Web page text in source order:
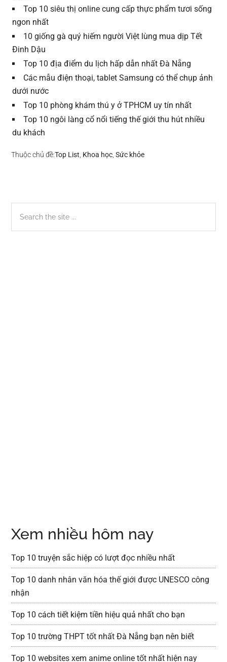
Top 10 siêu thị online cung cấp thực phẩm tươi sống
ngon nhất
10 giống gà quý hiếm người Việt lùng mua dịp Tết
Đinh Dậu
Top 10 địa điểm du lịch hấp dẫn nhất Đà Nẵng
Các mẫu điện thoại, tablet Samsung có thể chụp ảnh
dưới nước
Top 10 phòng khám thú y ở TPHCM uy tín nhất
Top 10 ngôi làng cổ nổi tiếng thế giới thu hút nhiều
du khách
Thuộc chủ đề:Top List Khoa học ,Sức khỏe
Sidebar
chính
the
Xem nhiều hôm nay
Top 10 truyện sắc hiệp có lượt đọc nhiều nhất
Top 10 danh nhân văn hóa thế giới được UNESCO công
nhận
Top 10 cách tiết kiệm tiền hiệu quả nhất cho bạn
Top 10 trường THPT tốt nhất Đà Nẵng bạn nên biết
Top 10 websites xem anime online tốt nhất hiện nay